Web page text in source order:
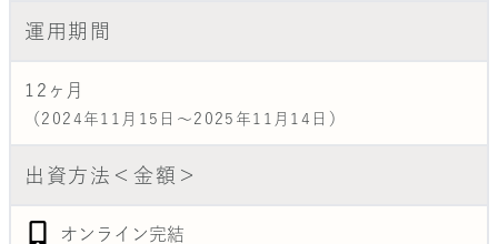
運用期間
12 ヶ月
（2024年11月15日～2025年11月14日）
出資方法＜金額＞
オンライン完結